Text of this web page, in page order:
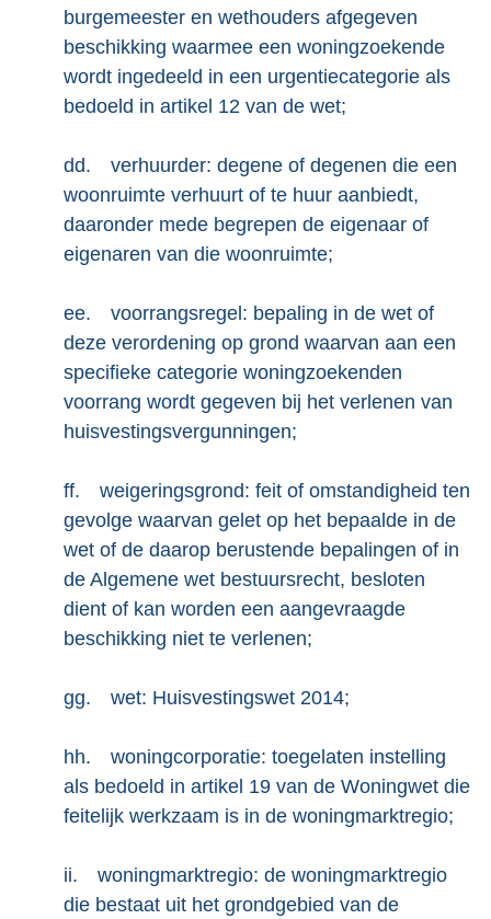
burgemeester en wethouders afgegeven
beschikking waarmee een woningzoekende
wordt ingedeeld in een urgentiecategorie als
bedoeld in artikel 12 van de wet;
dd.
verhuurder: degene of degenen die een
woonruimte verhuurt of te huur aanbiedt,
daaronder mede begrepen de eigenaar of
eigenaren van die woonruimte;
ee.
voorrangsregel: bepaling in de wet of
deze verordening op grond waarvan aan een
specifieke categorie woningzoekenden
voorrang wordt gegeven bij het verlenen van
huisvestingsvergunningen;
ff.
weigeringsgrond: feit of omstandigheid ten
gevolge waarvan gelet op het bepaalde in de
wet of de daarop berustende bepalingen of in
de Algemene wet bestuursrecht, besloten
dient of kan worden een aangevraagde
beschikking niet te verlenen;
gg. wet: Huisvestingswet 2014;
hh.
woningcorporatie: toegelaten instelling
als bedoeld in artikel 19 van de Woningwet die
feitelijk werkzaam is in de woningmarktregio;
ii.
woningmarktregio: de woningmarktregio
die bestaat uit het grondgebied van de